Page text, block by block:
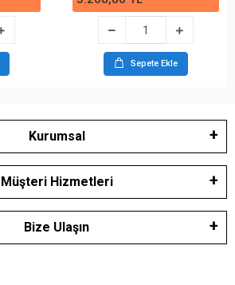
Sepete Ekle
Kurumsal
Müşteri Hizmetleri
Bize Ulaşın